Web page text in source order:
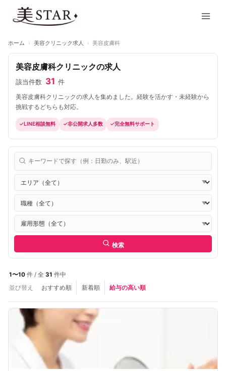
ホーム › 美容クリニック求人 › 美容皮膚科
美容皮膚科クリニックの求人
該当件数 31 件
美容皮膚科クリニックの求人を集めました。経験を活かす・未経験から
挑戦するどちらも対応。
LINE相談無料 非公開求人多数 完全無料サポート
検索
1〜10件 / 全 31 件中
並び替え
おすすめ順 新着順 給与の高い順